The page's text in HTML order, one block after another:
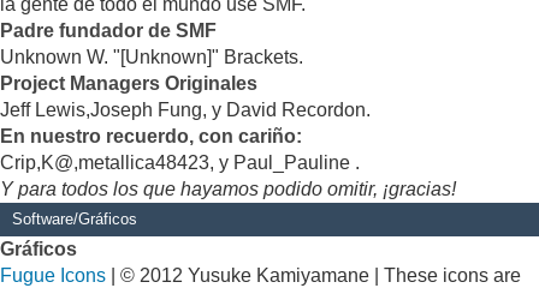
Padre fundador de SMF
Unknown W. "[Unknown]" Brackets.
Project Managers Originales
Jeff Lewis,Joseph Fung, y David Recordon.
En nuestro recuerdo, con cariño:
Crip,K@,metallica48423, y Paul_Pauline .
Y para todos los que hayamos podido omitir, ¡gracias!
Software/Gráficos
Gráficos
Fugue Icons | © 2012 Yusuke Kamiyamane | These icons are